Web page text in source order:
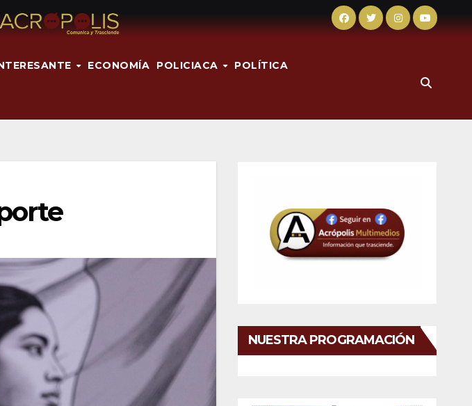
ECONOMÍA POLICIACA POLÍTICA
NUESTRA PROGRAMACIÓN